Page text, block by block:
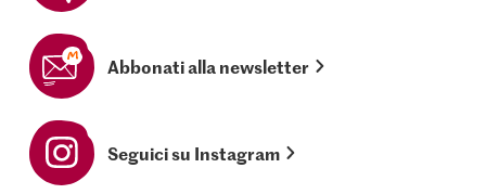
Abbonati alla newsletter
Seguici su Instagram